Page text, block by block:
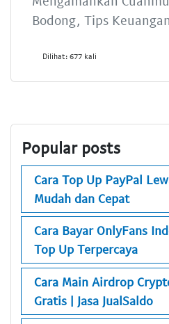
Bodong, Tips
Dilihat: 677 kali
Popular posts
Cara Top Up PayPal
Mudah dan Cepat
Cara Bayar OnlyFans
Top Up Terpercaya
Cara Main Airdrop
Gratis | Jasa JualSaldo